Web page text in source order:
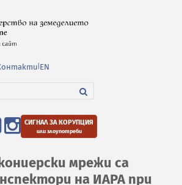
EN
СИГНАЛ ЗА КОРУПЦИЯ
или злоупотреби
мрежи са
на ИАРА при